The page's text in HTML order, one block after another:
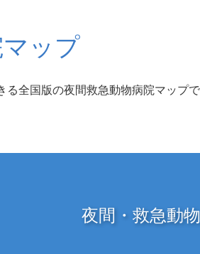
ップ
全国版の夜間救急動物病院マップで
夜間・救急動